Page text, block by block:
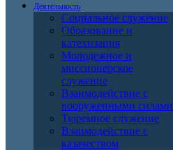
Деятельность
Социальное служение
Образование и
катехизация
Молодежное и
миссионерское
служение
Взаимодействие с
вооруженными силами
Тюремное служение
Взаимодействие с
казачеством